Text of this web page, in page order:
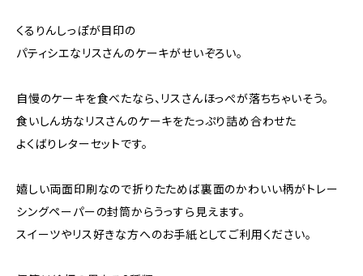
くるりんしっぽが目印の
パティシエなリスさんのケーキがせいぞろい。
自慢のケーキを食べたなら、リスさんほっぺが落ちちゃいそう。
食いしん坊なリスさんのケーキをたっぷり詰め合わせた
よくばりレターセットです。
嬉しい両面印刷なので折りたためば裏面のかわいい柄がトレー
シングペーパーの封筒からうっすら見えます。
スイーツやリス好きな方へのお手紙としてご利用ください。